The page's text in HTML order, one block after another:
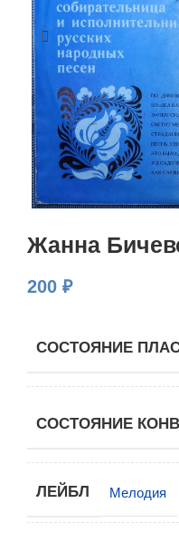
Жанна
200 ₽
СОСТОЯНИЕ
СОСТОЯНИЕ
ЛЕЙБЛ Мелодия